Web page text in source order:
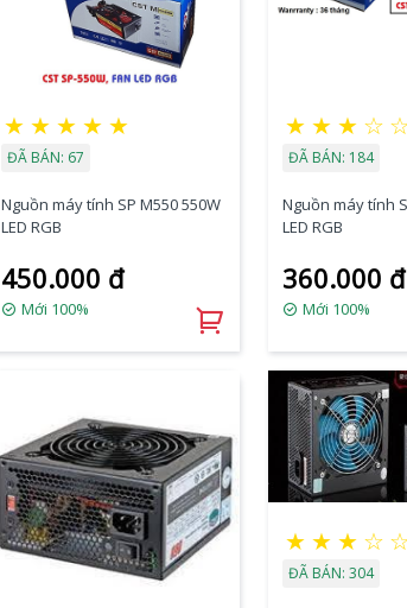
★ ★ ★ ★ ★
ĐÃ BÁN: 67
Nguồn máy tính SP M550 550W
LED RGB
450.000 đ
Mới 100%
★ ★ ★ ☆
ĐÃ BÁN: 184
Nguồn máy tính
LED RGB
360.000 đ
Mới 100%
★ ★ ★ ☆
ĐÃ BÁN: 304